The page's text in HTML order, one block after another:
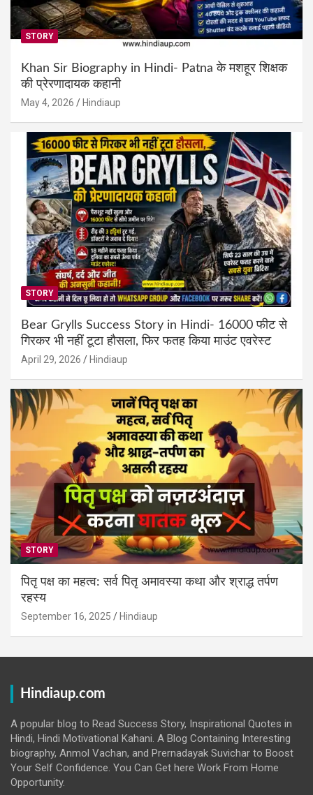
STORY
Khan Sir Biography in Hindi- Patna के मशहूर शिक्षक
की प्रेरणादायक कहानी
May 4, 2026 Hindiaup
STORY
Bear Grylls Success Story in Hindi- 16000 फीट से
गिरकर भी नहीं टूटा हौसला, फिर फतह किया माउंट एवरेस्ट
April 29, 2026 Hindiaup
STORY
पितृ पक्ष का महत्व: सर्व पितृ अमावस्या कथा और श्राद्ध तर्पण
रहस्य
September 16, 2025 Hindiaup
Hindiaup.com
A popular blog to Read Success Story, Inspirational Quotes in
Hindi, Hindi Motivational Kahani. A Blog Containing Interesting
biography, Anmol Vachan, and Prernadayak Suvichar to Boost
Your Self Confidence. You Can Get here Work From Home
Opportunity.